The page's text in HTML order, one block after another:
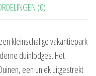
(0)
kleinschalige vakantiepark
duinlodges. Het
een uniek uitgestrekt